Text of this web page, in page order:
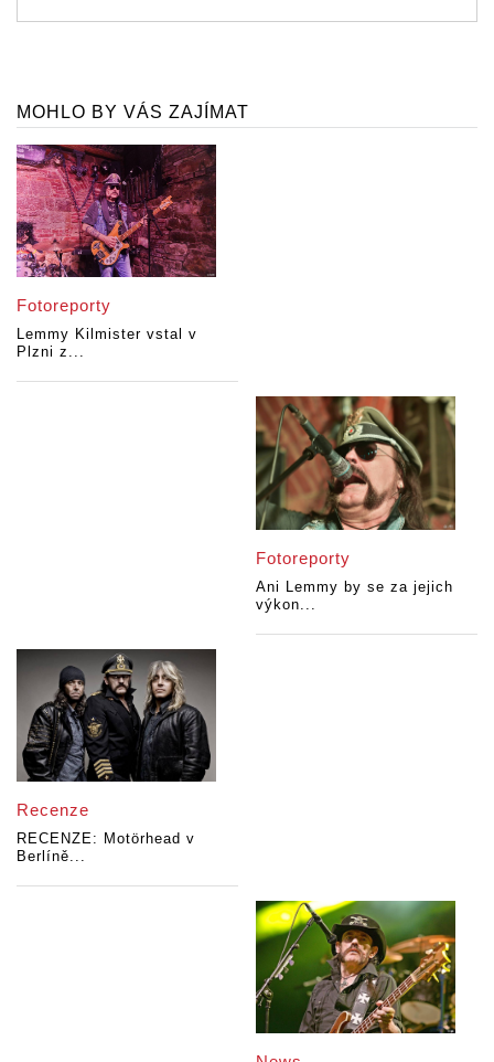
MOHLO BY VÁS ZAJÍMAT
Fotoreporty
Lemmy Kilmister vstal v
Plzni z...
Fotoreporty
Ani Lemmy by se za jejich
výkon...
Recenze
RECENZE: Motörhead v
Berlíně...